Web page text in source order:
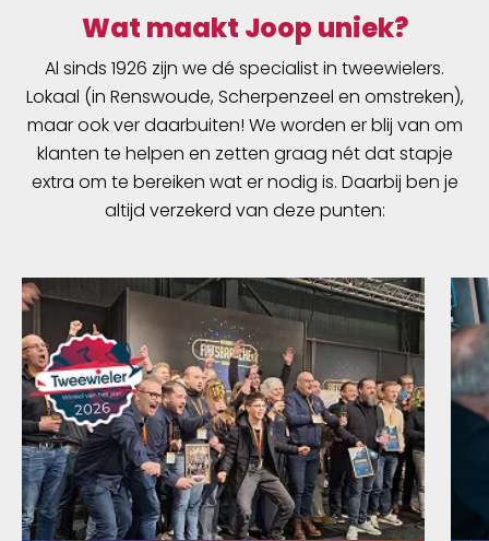
Wat maakt Joop uniek?
Al sinds 1926 zijn we dé specialist in tweewielers.
Lokaal (in Renswoude, Scherpenzeel en omstreken),
maar ook ver daarbuiten! We worden er blij van om
klanten te helpen en zetten graag nét dat stapje
extra om te bereiken wat er nodig is. Daarbij ben je
altijd verzekerd van deze punten: